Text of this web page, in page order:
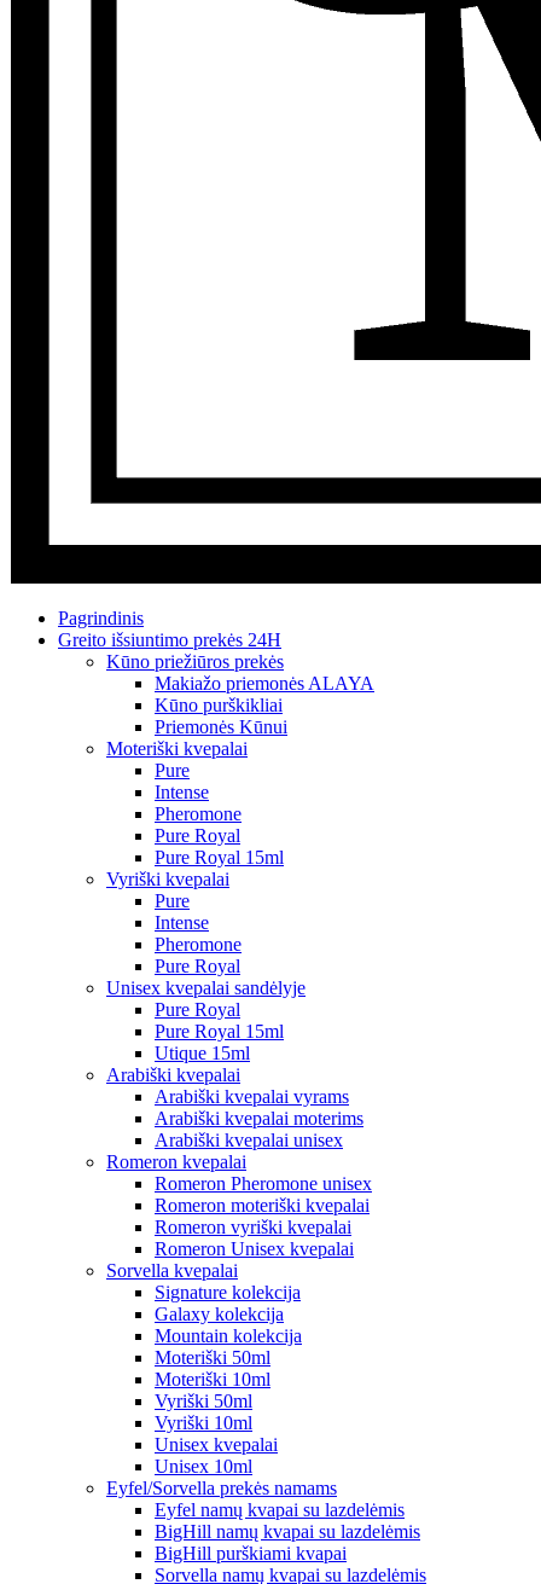
Pagrindinis
Greito išsiuntimo prekės 24H
Kūno priežiūros prekės
Makiažo priemonės ALAYA
Kūno purškikliai
Priemonės Kūnui
Moteriški kvepalai
Pure
Intense
Pheromone
Pure Royal
Pure Royal 15ml
Vyriški kvepalai
Pure
Intense
Pheromone
Pure Royal
Unisex kvepalai sandėlyje
Pure Royal
Pure Royal 15ml
Utique 15ml
Arabiški kvepalai
Arabiški kvepalai vyrams
Arabiški kvepalai moterims
Arabiški kvepalai unisex
Romeron kvepalai
Romeron Pheromone unisex
Romeron moteriški kvepalai
Romeron vyriški kvepalai
Romeron Unisex kvepalai
Sorvella kvepalai
Signature kolekcija
Galaxy kolekcija
Mountain kolekcija
Moteriški 50ml
Moteriški 10ml
Vyriški 50ml
Vyriški 10ml
Unisex kvepalai
Unisex 10ml
Eyfel/Sorvella prekės namams
Eyfel namų kvapai su lazdelėmis
BigHill namų kvapai su lazdelėmis
BigHill purškiami kvapai
Sorvella namų kvapai su lazdelėmis